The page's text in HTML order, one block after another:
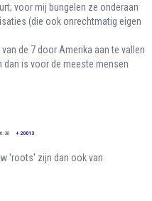
voor mij bungelen ze onderaan
(die ook onrechtmatig eigen
de 7 door Amerika aan te vallen
dan is voor de meeste mensen
+ 20013
'roots' zijn dan ook van